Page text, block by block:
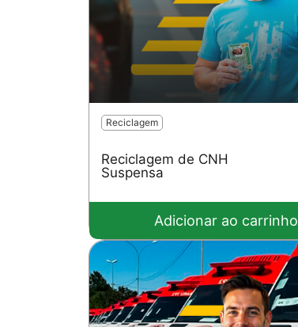
Reciclagem
Reciclagem de CNH
Suspensa
Adicionar ao carrinho